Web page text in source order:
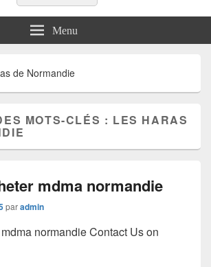
Menu
de Normandie
MOTS-CLÉS : LES HARAS
mdma normandie
paradmin
normandie Contact Us on